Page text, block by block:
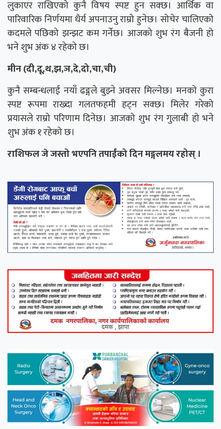
लुकाएर राखिएको कुनै विषय स्पष्ट हुन सक्छ। आर्थिक वा
पारिवारिक निर्णयमा धैर्य अपनाउनु राम्रो हुनेछ। सोचेर चालिएको
कदमले पछिको झन्झट कम गर्नेछ। आजको शुभ रंग बैजनी हो
भने शुभ अंक ४ रहेको छ।
मीन (दी,दू,थ,झ,ञ,दे,दो,चा,ची)
कुनै सम्बन्धलाई नयाँ ढङ्गले बुझ्ने अवसर मिल्नेछ। मनको कुरा
स्पष्ट रूपमा राख्दा गलतफहमी हट्न सक्छ। मिलेर गरेको
प्रयासले राम्रो परिणाम दिनेछ। आजको शुभ रंग गुलाबी हो भने
शुभ अंक १ रहेको छ।
राशिफल जे जस्तो भएपनि तपाईंको दिन मङ्गलमय रहोस् ।